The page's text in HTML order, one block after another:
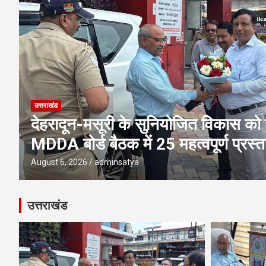
उत्तराखंड
एमडीडीए बोर्ड बैठक में 25 विकास
पूलिंग, पर्यटन, होटल, औद्योगिक भवन
परियोजनाओं पर अहम फैसले
August 6, 2026 adminsatya
उत्तराखंड